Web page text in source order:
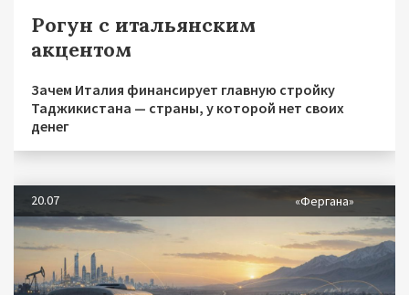
Рогун с итальянским
акцентом
Зачем Италия финансирует главную стройку
Таджикистана — страны, у которой нет своих
денег
20.07 «Фергана»